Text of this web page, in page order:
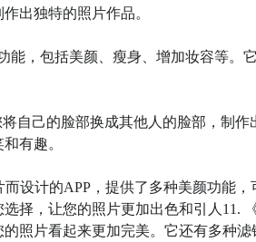
出独特的照片作品。
能，包括美颜、瘦身、增加妆容等。
自己的脸部换成其他人的脸部，制
有趣。
设计的APP，提供了多种美颜功能
择，让您的照片更加出色和引人11.
照片看起来更加完美。它还有多种